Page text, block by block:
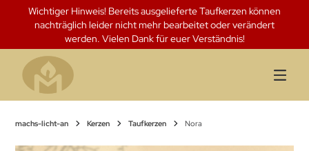
Springen
Inhalt
Wichtiger Hinweis! Bereits ausgelieferte Taufkerzen können
nachträglich leider nicht mehr bearbeitet oder verändert
werden. Vielen Dank für euer Verständnis!
machs-licht-an Kerzen Taufkerzen Nora